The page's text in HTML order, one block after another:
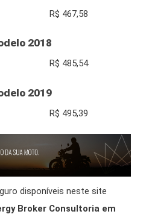
R$ 467,58
2018
R$ 485,54
2019
R$ 495,39
disponíveis neste site
Broker Consultoria em